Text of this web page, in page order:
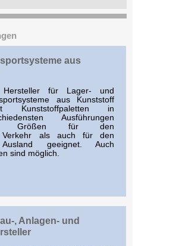
aus
Hersteller für Lager- und
aus Kunststoff
Kunststoffpaletten in
Ausführungen
Größen für den
Verkehr als auch für den
geeignet. Auch
sind möglich.
, Anlagen- und